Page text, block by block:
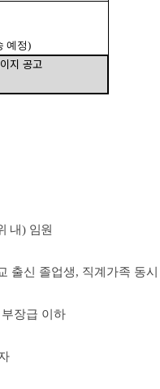
예정)
지 공고
내) 임원
출신 졸업생, 직계가족 동
장급 이하